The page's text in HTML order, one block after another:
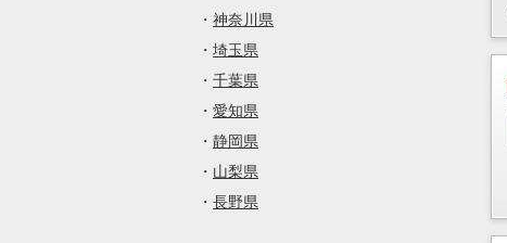
・ 神奈川県
・ 埼玉県
・ 千葉県
・ 愛知県
・ 静岡県
・ 山梨県
・ 長野県